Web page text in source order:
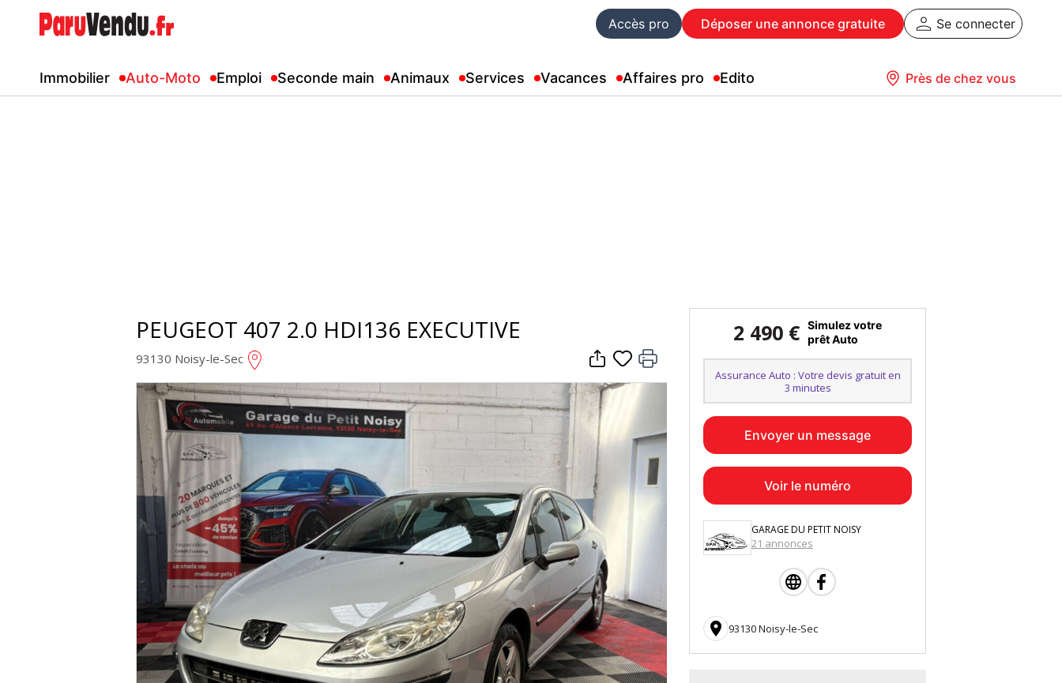
Accès pro Déposer une annonce gratuite Se connecter
Immobilier Auto-Moto Emploi Seconde main Animaux Services Vacances Affaires pro Edito Près de chez vous
PEUGEOT 407 2.0 HDI136 EXECUTIVE
93130 Noisy-le-Sec
2 490 € Simulez votre
prêt Auto
Assurance Auto : Votre devis gratuit en
3 minutes
Envoyer un message
Voir le numéro
GARAGE DU PETIT NOISY
21 annonces
 93130 Noisy-le-Sec